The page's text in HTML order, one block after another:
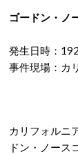
ゴードン・ノ
発生日時：
事件現場：カ
カリフォルニ
ドン・ノース